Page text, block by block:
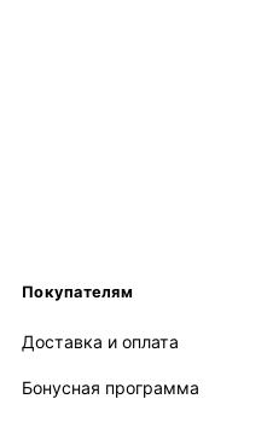
Покупателям
Доставка и оплата
Бонусная программа